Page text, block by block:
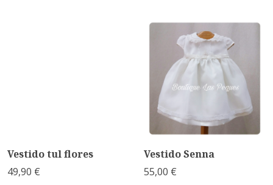
Vestido tul flores
49,90 €
Vestido Senna
55,00 €